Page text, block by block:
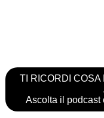
TI RICORDI COSA
Ascolta il podcast